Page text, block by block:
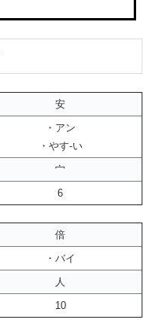
安
・アン
・やす-い
宀
6
倍
・バイ
人
10